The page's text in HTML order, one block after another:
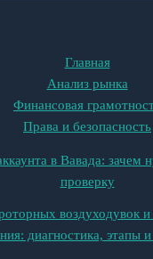
Главная
Анализ рынка
Финансовая
Права и безопасность
в Вавада: зачем
проверку
воздуходувок и
диагностика, этапы